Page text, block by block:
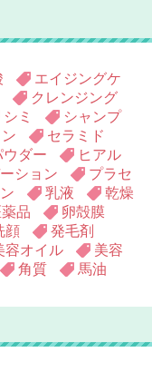
エイジングケ
クレンジング
シミ
シャンプ
セラミド
ウダー
ヒアル
ション
プラセ
乳液
乾燥
薬品
卵殻膜
顔
発毛剤
容オイル
美容
角質 馬油